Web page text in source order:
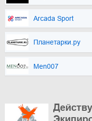
Arcada Sport
Планетарки.ру
Men007